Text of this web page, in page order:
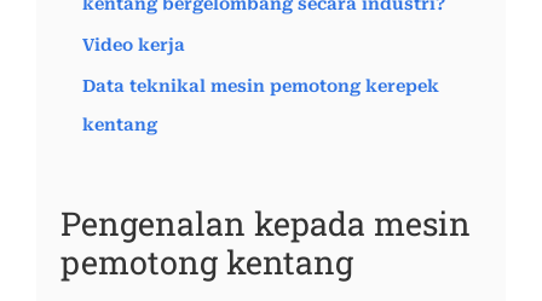
kentang bergelombang secara industri?
Video kerja
Data teknikal mesin pemotong kerepek
kentang
Pengenalan kepada mesin
pemotong kentang